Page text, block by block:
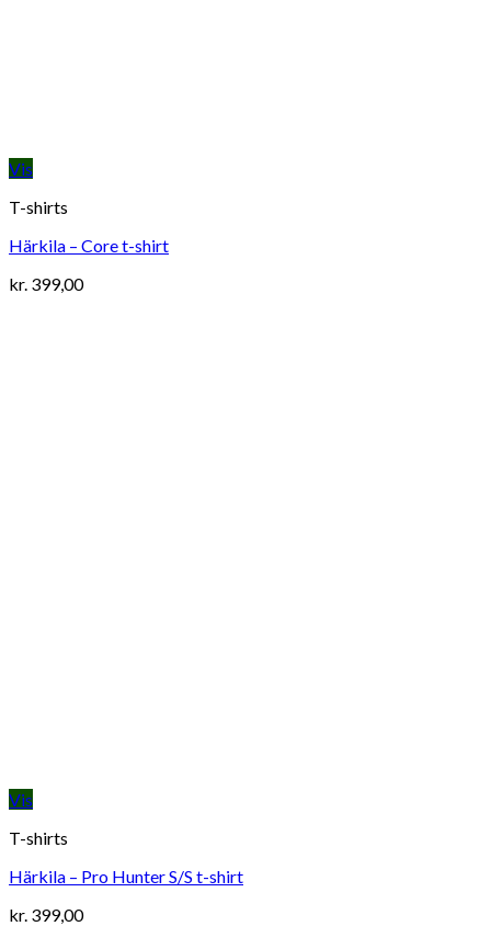
Vis
T-shirts
Härkila – Core t-shirt
kr. 399,00
Vis
T-shirts
Härkila – Pro Hunter S/S t-shirt
kr. 399,00